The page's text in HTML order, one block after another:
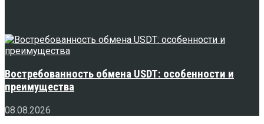
Востребованность обмена USDT: особенности и
преимущества
08.08.2026